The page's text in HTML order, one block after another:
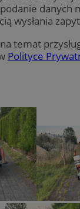
danych
wysłania
temat
Polityce